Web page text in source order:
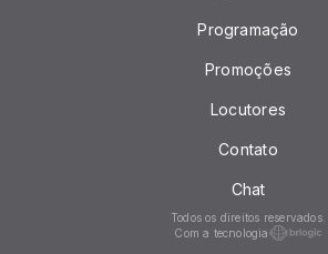
Programação
Promoções
Locutores
Contato
Chat
Todos os direitos reservados.
Com a tecnologia